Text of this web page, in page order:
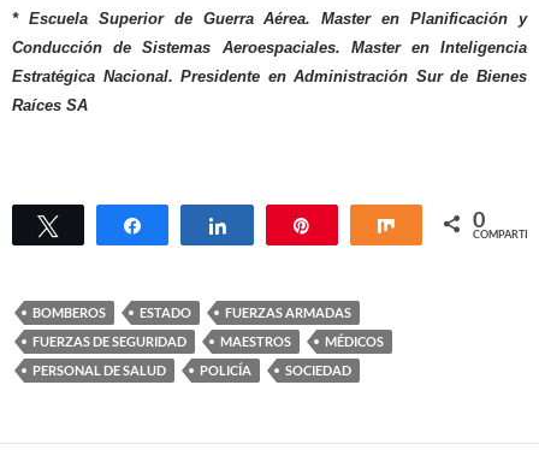
* Escuela Superior de Guerra Aérea. Master en Planificación y
Conducción de Sistemas Aeroespaciales. Master en Inteligencia
Estratégica Nacional. Presidente en Administración Sur de Bienes
Raíces SA
Twittear Compartir Compartir Compartir
0
COMPARTIR
BOMBEROS ESTADO
FUERZAS ARMADAS
FUERZAS DE SEGURIDAD
MAESTROS
MÉDICOS
PERSONAL DE SALUD
POLICÍA SOCIEDAD